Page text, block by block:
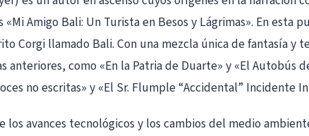
Amigo Bali: Un Turista en Besos y Lágrimas». En esta
Corgi llamado Bali. Con una mezcla única de fantasía y
como «En la Patria de Duarte» y «El Autobús
no escritas» y «El Sr. Flumple “Accidental” Incidente
los avances tecnológicos y los cambios del medio